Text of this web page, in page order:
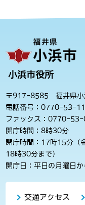
小浜市役所
〒917-8585 福井県小
電話番号：0770-53-
ファックス：0770-
開庁時間：8時30分
閉庁時間：17時15分（
18時30分まで）
開庁日：平日の月曜日
交通アクセス